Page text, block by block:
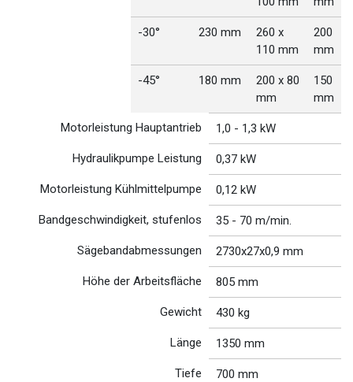
-30° 230 mm
260 x
110 mm
200
mm
-45° 180 mm
200 x 80
mm
150
mm
Motorleistung Hauptantrieb 1,0 - 1,3 kW
Hydraulikpumpe Leistung 0,37 kW
Motorleistung Kühlmittelpumpe 0,12 kW
Bandgeschwindigkeit, stufenlos 35 - 70 m/min.
Sägebandabmessungen 2730x27x0,9 mm
Höhe der Arbeitsfläche 805 mm
Gewicht 430 kg
Länge 1350 mm
Tiefe 700 mm